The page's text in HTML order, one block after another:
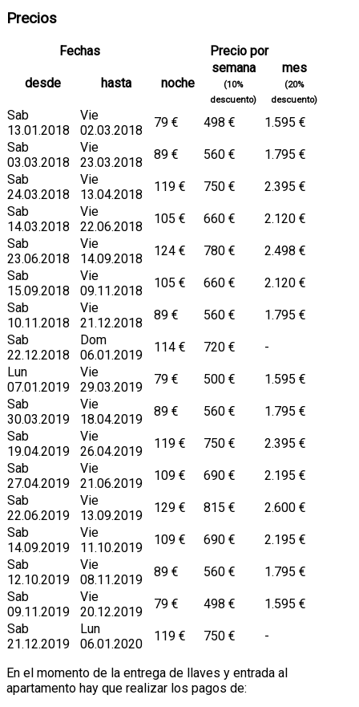
Precios
Fechas Precio por
desde hasta noche
semana
(10%
descuento)
mes
(20%
descuento)
Sab
13.01.2018
Vie
02.03.2018
79 € 498 €
1.595 €
Sab
03.03.2018
Vie
23.03.2018
89 € 560 €
1.795 €
Sab
24.03.2018
Vie
13.04.2018
119 € 750 €
2.395 €
Sab
14.03.2018
Vie
22.06.2018
105 € 660 €
2.120 €
Sab
23.06.2018
Vie
14.09.2018
124 € 780 €
2.498 €
Sab
15.09.2018
Vie
09.11.2018
105 € 660 €
2.120 €
Sab
10.11.2018
Vie
21.12.2018
89 € 560 €
1.795 €
Sab
22.12.2018
Dom
06.01.2019
114 € 720 €
-
Lun
07.01.2019
Vie
29.03.2019
79 € 500 €
1.595 €
Sab
30.03.2019
Vie
18.04.2019
89 € 560 €
1.795 €
Sab
19.04.2019
Vie
26.04.2019
119 € 750 €
2.395 €
Sab
27.04.2019
Vie
21.06.2019
109 € 690 €
2.195 €
Sab
22.06.2019
Vie
13.09.2019
129 € 815 €
2.600 €
Sab
14.09.2019
Vie
11.10.2019
109 € 690 €
2.195 €
Sab
12.10.2019
Vie
08.11.2019
89 € 560 €
1.795 €
Sab
09.11.2019
Vie
20.12.2019
79 € 498 €
1.595 €
Sab
21.12.2019
Lun
06.01.2020
119 € 750 € -
En el momento de la entrega de llaves y entrada al
apartamento hay que realizar los pagos de: